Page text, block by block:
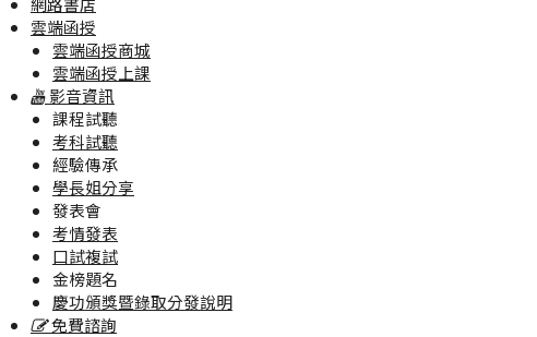
網路書店
雲端函授
雲端函授商城
雲端函授上課
影音資訊
課程試聽
考科試聽
經驗傳承
學長姐分享
發表會
考情發表
口試複試
金榜題名
慶功頒獎暨錄取分發說明
免費諮詢